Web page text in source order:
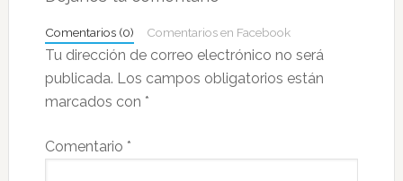
lectores
Comentarios (0) Comentarios en Facebook
Tu dirección de correo electrónico no será
publicada. Los campos obligatorios están
marcados con *
Comentario *